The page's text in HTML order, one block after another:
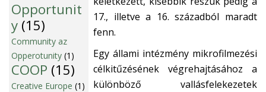
Opportunit
y (15)
Community az
Opperotunity (1)
COOP (15)
Creative Europe (1)
17., illetve a 16. századból maradt
fenn.
Egy állami intézmény mikrofilmezési
célkitűzésének végrehajtásához a
különböző vallásfelekezetek